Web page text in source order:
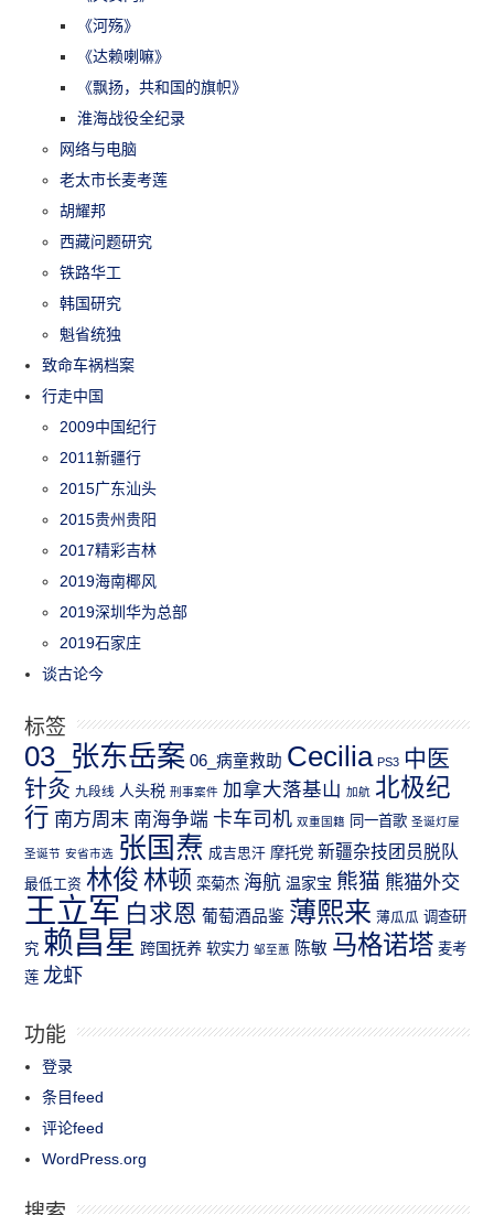
《河殇》
《达赖喇嘛》
《飘扬，共和国的旗帜》
淮海战役全纪录
网络与电脑
老太市长麦考莲
胡耀邦
西藏问题研究
铁路华工
韩国研究
魁省统独
致命车祸档案
行走中国
2009中国纪行
2011新疆行
2015广东汕头
2015贵州贵阳
2017精彩吉林
2019海南椰风
2019深圳华为总部
2019石家庄
谈古论今
标签
03_张东岳案 06_病童救助 Cecilia PS3 中医
针灸 九段线 人头税 刑事案件 加拿大落基山 加航 北极纪
行 南方周末 南海争端 卡车司机 双重国籍 同一首歌 圣诞灯屋
圣诞节 安省市选 张国焘 成吉思汗 摩托党 新疆杂技团员脱队
最低工资 林俊 林顿 栾菊杰 海航 温家宝 熊猫 熊猫外交
王立军 白求恩 葡萄酒品鉴 薄熙来 薄瓜瓜 调查研
究 赖昌星 跨国抚养 软实力 邹至蕙 陈敏 马格诺塔 麦考
莲 龙虾
功能
登录
条目feed
评论feed
WordPress.org